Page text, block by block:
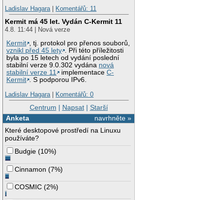
Ladislav Hagara| Komentářů: 11
Kermit má 45 let. Vydán C-Kermit 11
4.8. 11:44 | Nová verze
Kermit , tj. protokol pro přenos souborů,
vznikl před 45 lety . Při této příležitosti
byla po 15 letech od vydání poslední
stabilní verze 9.0.302 vydána nová
stabilní verze 11
implementaceC-
Kermit . S podporou IPv6.
Ladislav Hagara| Komentářů: 0
Centrum | Napsat| Starší
navrhněte »
Anketa
Které desktopové prostředí na Linuxu
používáte?
Budgie (10%)
Cinnamon (7%)
COSMIC (2%)